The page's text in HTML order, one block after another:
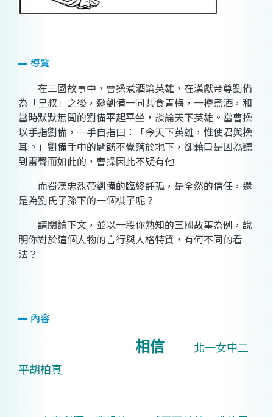
導覽
在三國故事中，曹操煮酒論英雄，在漢獻帝尊劉備
為「皇叔」之後，邀劉備一同共食青梅，一樽煮酒，和
當時默默無聞的劉備平起平坐，談論天下英雄。當曹操
以手指劉備，一手自指曰：「今天下英雄，惟使君與操
耳。」劉備手中的匙筯不覺落於地下，卻藉口是因為聽
到雷聲而如此的，曹操因此不疑有他
而蜀漢忠烈帝劉備的臨終託孤，是全然的信任，還
是為劉氏子孫下的一個棋子呢？
請閱讀下文，並以一段你熟知的三國故事為例，說
明你對於這個人物的言行與人格特質，有何不同的看
法？
內容
相信
北一女中二
平胡柏真